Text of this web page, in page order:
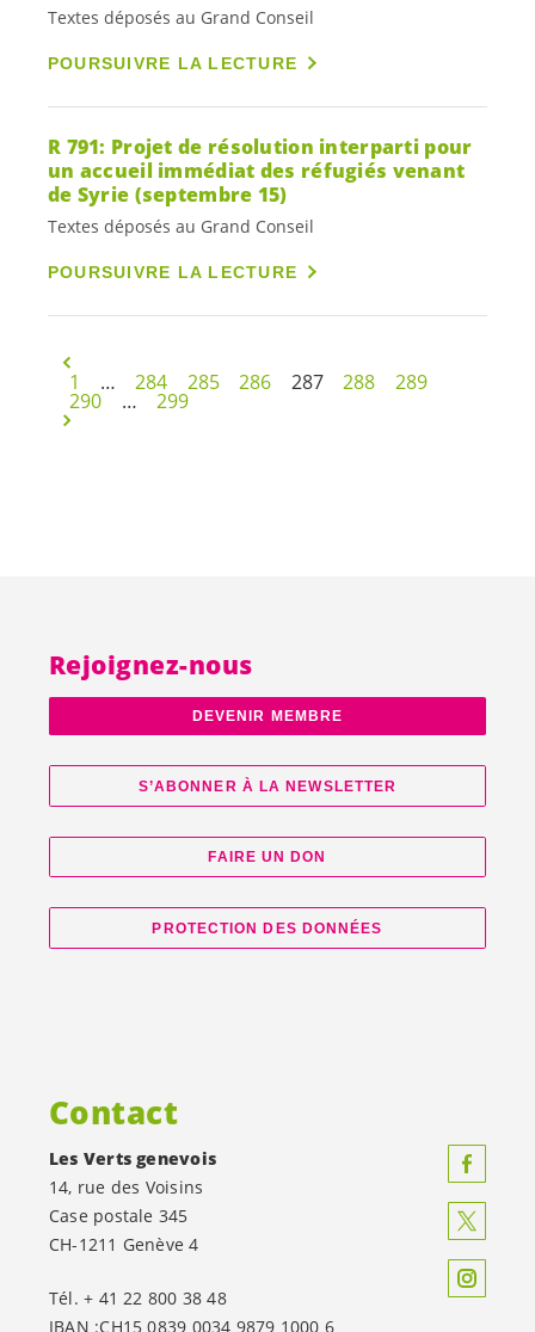
Textes déposés au Grand Conseil
POURSUIVRE LA LECTURE
R 791: Projet de résolution interparti pour
un accueil immédiat des réfugiés venant
de Syrie (septembre 15)
Textes déposés au Grand Conseil
POURSUIVRE LA LECTURE
1 … 284 285 286 287 288 289
290 … 299
Rejoignez-nous
DEVENIR MEMBRE
S’ABONNER À LA NEWSLETTER
FAIRE UN DON
PROTECTION DES DONNÉES
Contact
Les Verts genevois
14, rue des Voisins
Case postale 345
CH-1211 Genève 4
Tél. + 41 22 800 38 48
IBAN :CH15 0839 0034 9879 1000 6